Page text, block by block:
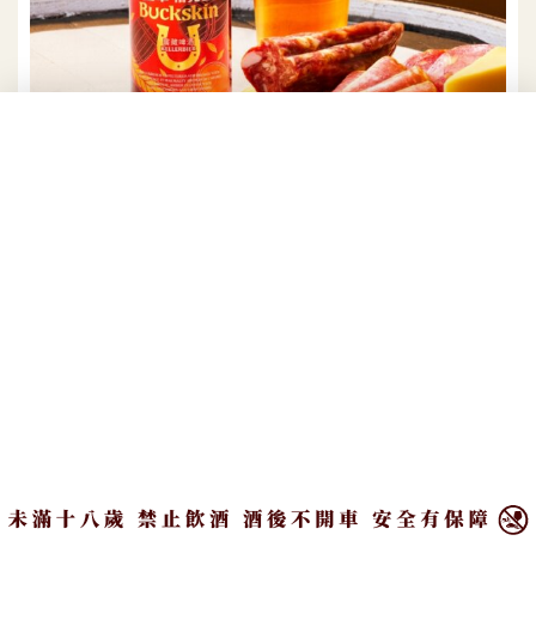
以經典俐落的銀色為基礎，搭配極具衝擊力的元素，